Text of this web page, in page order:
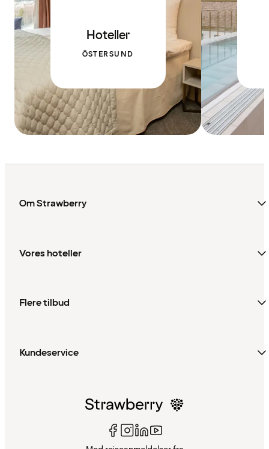
Hoteller
ÖSTERSUND
Om Strawberry
Vores hoteller
Flere tilbud
Kundeservice